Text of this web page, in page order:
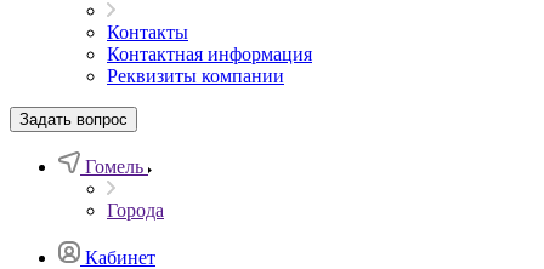
Контакты
Контактная информация
Реквизиты компании
Задать вопрос
Гомель
Города
Кабинет